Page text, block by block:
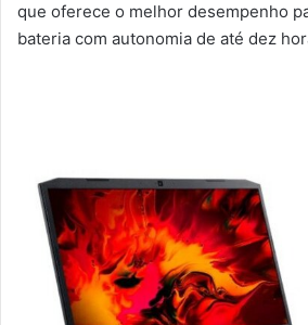
que oferece o melhor desempenho
bateria com autonomia de até dez